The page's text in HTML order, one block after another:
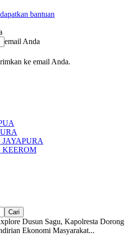
bantuan
email Anda
ke email Anda.
KEEROM
Dusun Sagu, Kapolresta Dorong
Ekonomi Masyarakat...